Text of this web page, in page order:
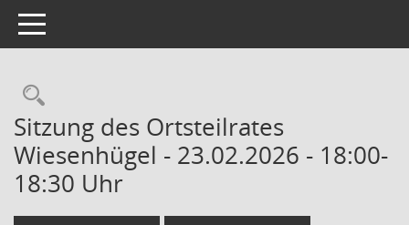
Toggle navigation
Rechercheauswahl
Sitzung des Ortsteilrates
Wiesenhügel - 23.02.2026 - 18:00-
18:30 Uhr